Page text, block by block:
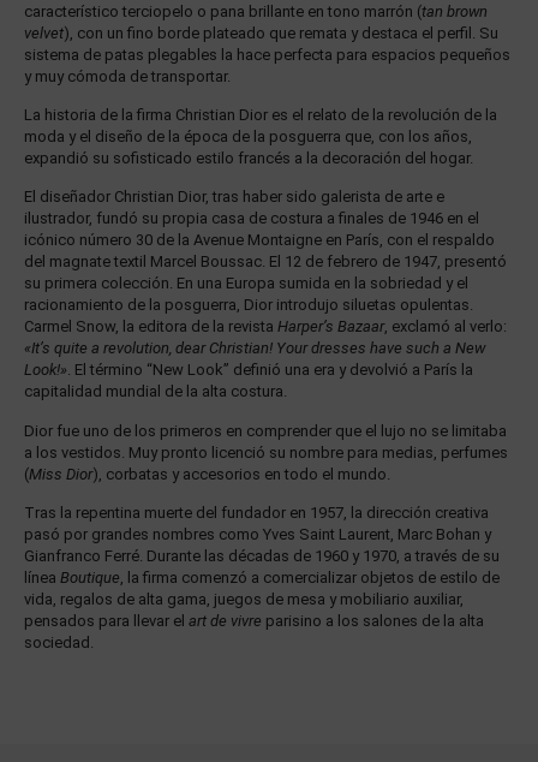
característico terciopelo o pana brillante en tono marrón (tan brown
velvet), con un fino borde plateado que remata y destaca el perfil. Su
sistema de patas plegables la hace perfecta para espacios pequeños
y muy cómoda de transportar.
La historia de la firma Christian Dior es el relato de la revolución de la
moda y el diseño de la época de la posguerra que, con los años,
expandió su sofisticado estilo francés a la decoración del hogar.
El diseñador Christian Dior, tras haber sido galerista de arte e
ilustrador, fundó su propia casa de costura a finales de 1946 en el
icónico número 30 de la Avenue Montaigne en París, con el respaldo
del magnate textil Marcel Boussac. El 12 de febrero de 1947, presentó
su primera colección. En una Europa sumida en la sobriedad y el
racionamiento de la posguerra, Dior introdujo siluetas opulentas.
Carmel Snow, la editora de la revista Harper’s Bazaar, exclamó al verlo:
«It’s quite a revolution, dear Christian! Your dresses have such a New
Look!». El término “New Look” definió una era y devolvió a París la
capitalidad mundial de la alta costura.
Dior fue uno de los primeros en comprender que el lujo no se limitaba
a los vestidos. Muy pronto licenció su nombre para medias, perfumes
(Miss Dior), corbatas y accesorios en todo el mundo.
Tras la repentina muerte del fundador en 1957, la dirección creativa
pasó por grandes nombres como Yves Saint Laurent, Marc Bohan y
Gianfranco Ferré. Durante las décadas de 1960 y 1970, a través de su
línea Boutique, la firma comenzó a comercializar objetos de estilo de
vida, regalos de alta gama, juegos de mesa y mobiliario auxiliar,
pensados para llevar el art de vivre parisino a los salones de la alta
sociedad.